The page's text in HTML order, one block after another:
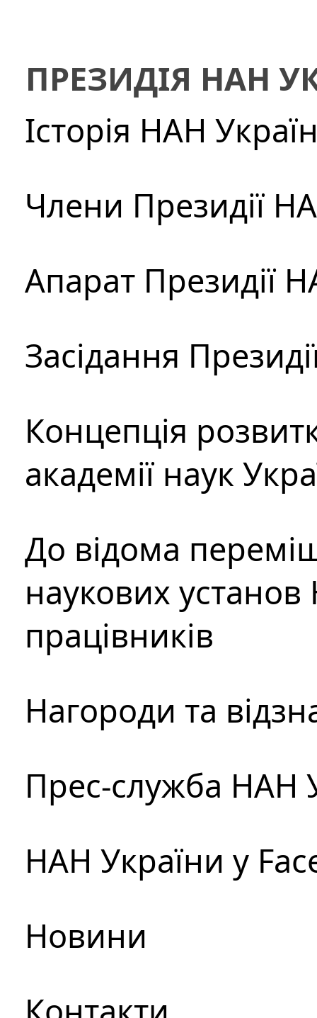
ПРЕЗИДІЯ НАН
Історія НАН
Члени Президії
Апарат Президії
Засідання
Концепція
академії наук
До відома
наукових установ
працівників
Нагороди та
Прес-служба НАН
НАН України у
Новини